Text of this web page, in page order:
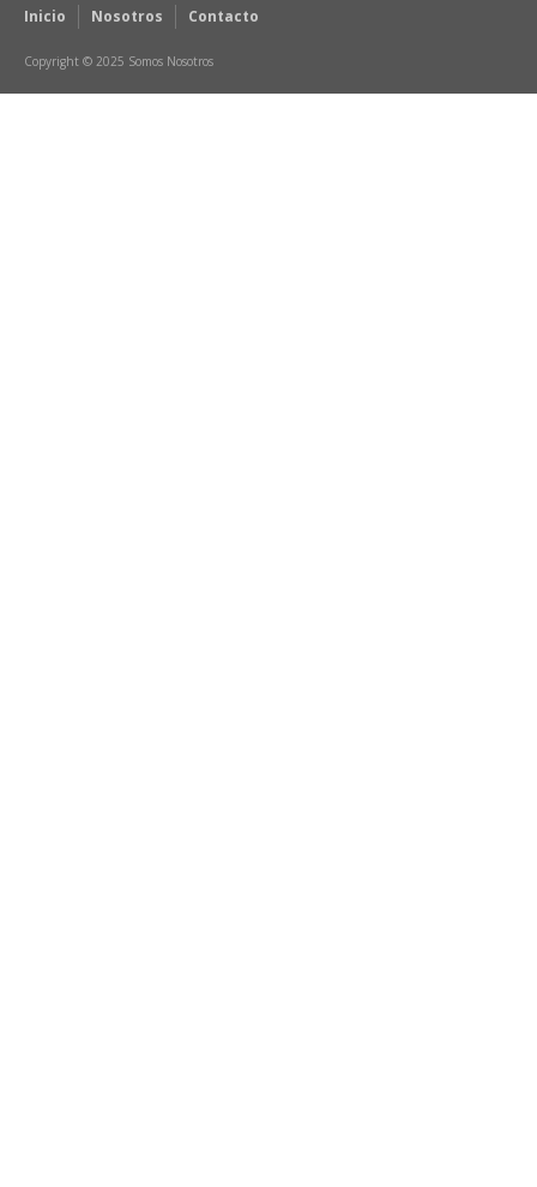
Inicio Nosotros Contacto
Copyright © 2025 Somos Nosotros